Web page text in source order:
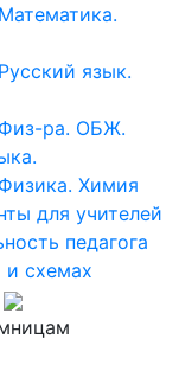
язык.
Физ-ра. ОБЖ.
Химия
для учителей
педагога
и схемах